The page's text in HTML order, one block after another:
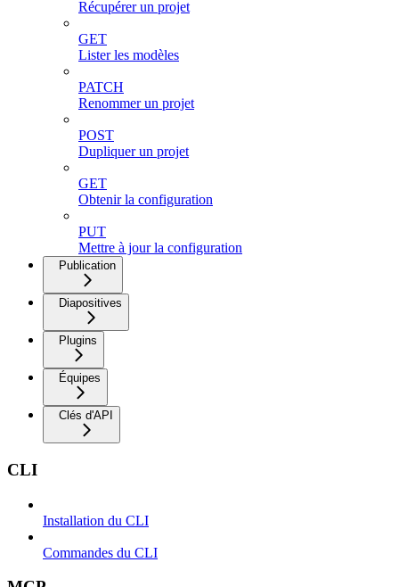
Récupérer un projet
GET
Lister les modèles
PATCH
Renommer un projet
POST
Dupliquer un projet
GET
Obtenir la configuration
PUT
Mettre à jour la configuration
Publication
Diapositives
Plugins
Équipes
Clés d'API
CLI
Installation du CLI
Commandes du CLI